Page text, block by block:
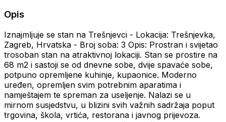
Opis
Iznajmljuje se stan na Trešnjevci - Lokacija: Trešnjevka,
Zagreb, Hrvatska - Broj soba: 3 Opis: Prostran i svijetao
trosoban stan na atraktivnoj lokaciji. Stan se prostire na
68 m2 i sastoji se od dnevne sobe, dvije spavaće sobe,
potpuno opremljene kuhinje, kupaonice. Moderno
uređen, opremljen svim potrebnim aparatima i
namještajem te spreman za useljenje. Nalazi se u
mirnom susjedstvu, u blizini svih važnih sadržaja poput
trgovina, škola, vrtića, restorana i javnog prijevoza.